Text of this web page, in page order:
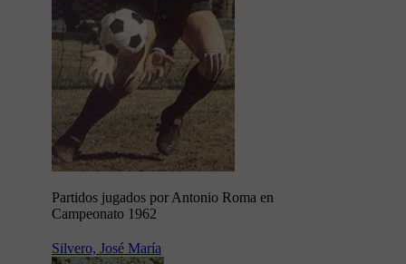
Partidos jugados por Antonio Roma en
Campeonato 1962
Silvero, José María